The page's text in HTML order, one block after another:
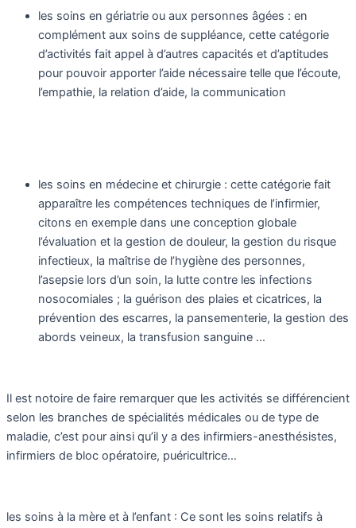
les soins en gériatrie ou aux personnes âgées : en
complément aux soins de suppléance, cette catégorie
d’activités fait appel à d’autres capacités et d’aptitudes
pour pouvoir apporter l’aide nécessaire telle que l’écoute,
l’empathie, la relation d’aide, la communication
les soins en médecine et chirurgie : cette catégorie fait
apparaître les compétences techniques de l’infirmier,
citons en exemple dans une conception globale
l’évaluation et la gestion de douleur, la gestion du risque
infectieux, la maîtrise de l’hygiène des personnes,
l’asepsie lors d’un soin, la lutte contre les infections
nosocomiales ; la guérison des plaies et cicatrices, la
prévention des escarres, la pansementerie, la gestion des
abords veineux, la transfusion sanguine …
Il est notoire de faire remarquer que les activités se différencient
selon les branches de spécialités médicales ou de type de
maladie, c’est pour ainsi qu’il y a des infirmiers-anesthésistes,
infirmiers de bloc opératoire, puéricultrice…
les soins à la mère et à l’enfant : Ce sont les soins relatifs à